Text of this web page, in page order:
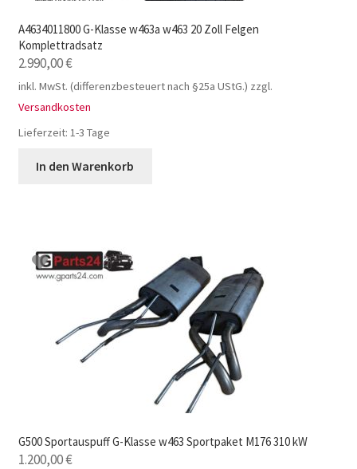
A4634011800 G-Klasse w463a w463 20 Zoll Felgen
Komplettradsatz
2.990,00€
inkl. MwSt. (differenzbesteuert nach §25a UStG.) zzgl.
Versandkosten
Lieferzeit: 1-3 Tage
In den Warenkorb
G500 Sportauspuff G-Klasse w463 Sportpaket M176 310 kW
1.200,00€